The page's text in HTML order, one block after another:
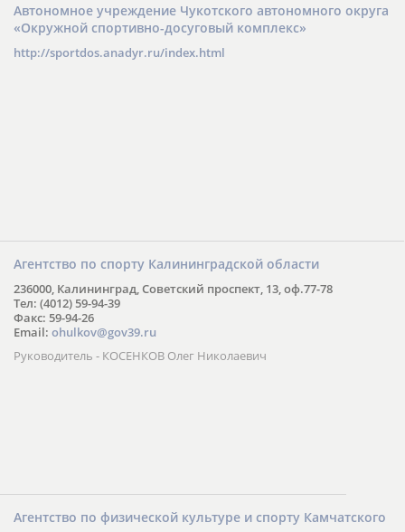
Автономное учреждение Чукотского автономного округа
«Окружной спортивно-досуговый комплекс»
http://sportdos.anadyr.ru/index.html
Агентство по спорту Калининградской области
236000, Калининград, Советский проспект, 13, оф.77-78
Тел: (4012) 59-94-39
Факс: 59-94-26
Email: ohulkov@gov39.ru
Руководитель - КОСЕНКОВ Олег Николаевич
Агентство по физической культуре и спорту Камчатского